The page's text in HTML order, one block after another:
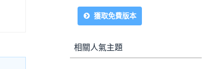
獲取免費版本
相關人氣主題